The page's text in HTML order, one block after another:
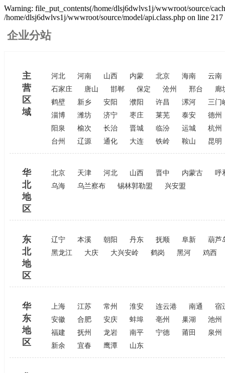
Warning: file_put_contents(/home/dlsj6dwlvs1j/wwwroot/source/
/home/dlsj6dwlvs1j/wwwroot/source/model/api.class.php on line 217
企业分站
主
营
区
域
河北 河南 山西 内蒙 北京 海南
云南
石家庄
唐山 邯郸 保定 沧州 邢台
廊
鹤壁
新乡 安阳 濮阳 许昌 漯河
三门
淄博
潍坊 济宁 枣庄 莱芜 泰安
德州
阳泉
榆次 长治 晋城 临汾 运城
杭州
台州
辽源 通化 大连 铁岭 鞍山 昆明
华
北
地
区
北京 天津 河北 山西 晋中 内蒙古
呼
乌海
乌兰察布 锡林郭勒盟 兴安盟
东
北
地
区
辽宁 本溪 朝阳 丹东 抚顺 阜新
葫芦
黑龙江
大庆 大兴安岭 鹤岗 黑河 鸡西
华
东
地
区
上海 江苏 常州 淮安 连云港 南通
宿
安徽
合肥 安庆 蚌埠 亳州 巢湖
池州
福建
抚州 龙岩 南平 宁德 莆田
泉州
新余
宜春 鹰潭 山东